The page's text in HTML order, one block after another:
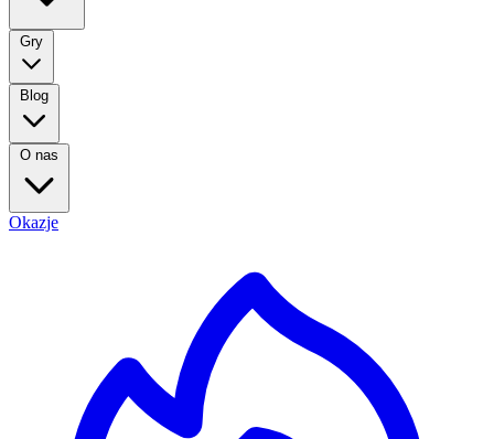
Gry
Blog
O nas
Okazje